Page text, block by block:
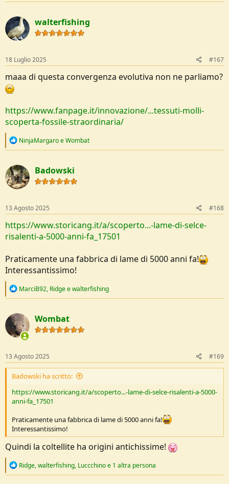
c
t
i
o
s
:
walterfishing
18 Luglio 2025 #167
maaa di questa convergenza evolutiva non ne parliamo?
https://www.fanpage.it/innovazione/...tessuti-molli-
scoperta-fossile-straordinaria/
R
c
t
i
o
s
:
NinjaMargaroeWombat
Badowski
13 Agosto 2025 #168
https://www.storicang.it/a/scoperto...-lame-di-selce-
risalenti-a-5000-anni-fa_17501
Praticamente una fabbrica di lame di 5000 anni fa!
Interessantissimo!
R
c
t
i
o
s
:
MarciB92, Ridgeewalterfishing
Wombat
13 Agosto 2025 #169
Badowski ha scritto:
https://www.storicang.it/a/scoperto...-lame-di-selce-risalenti-a-5000-
anni-fa_17501
Praticamente una fabbrica di lame di 5000 anni fa!
Interessantissimo!
Quindi la coltellite ha origini antichissime!
R
Ridge,walterfishing, Luccchinoe 1 altra persona